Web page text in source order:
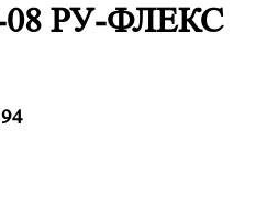
08 РУ-ФЛЕКС